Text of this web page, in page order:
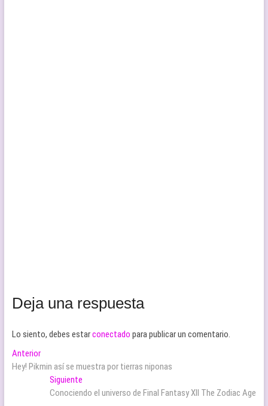
Deja una respuesta
Lo siento, debes estarconectado para publicar un comentario.
Navegación
de
entradas
AnteriorEntrada
anterior:
Hey! Pikmin así se muestra por tierras niponas
Siguiente
siguiente:
Conociendo el universo de Final Fantasy XII The Zodiac Age